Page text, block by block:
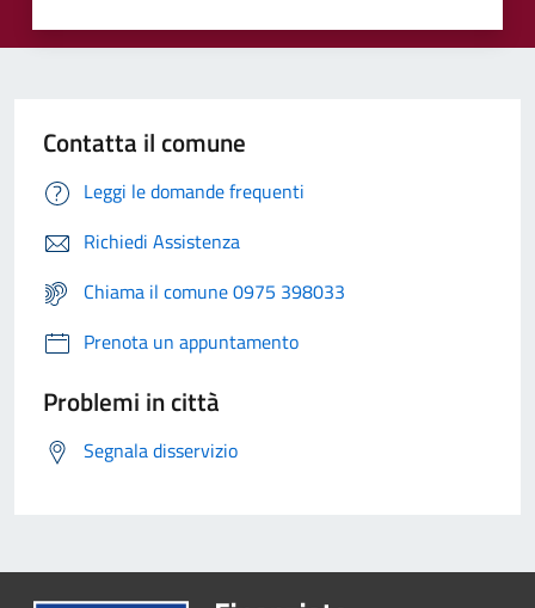
Contatta il comune
Leggi le domande frequenti
Richiedi Assistenza
Chiama il comune 0975 398033
Prenota un appuntamento
Problemi in città
Segnala disservizio